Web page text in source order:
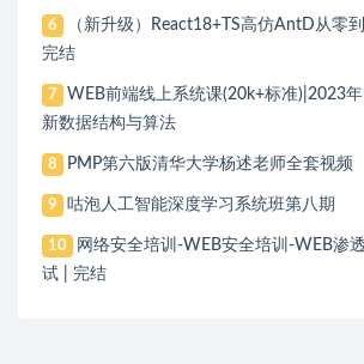
6
（新升级）React18+TS高仿AntD从零
完结
7
WEB前端线上系统课(20k+标准)|2023
新数据结构与算法
8 PMP第六版清华大学杨述老师全套视频
9 咕泡人工智能深度学习系统班第八期
10
网络安全培训-WEB安全培训-WEB渗
试 | 完结